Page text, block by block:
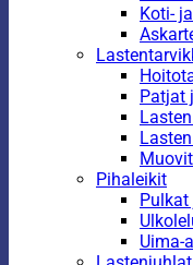
Koti-
Patjat
Pihaleikit
Uima-